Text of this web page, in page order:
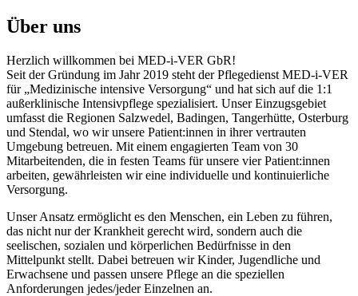
Über uns
Herzlich willkommen bei MED-i-VER GbR!
Seit der Gründung im Jahr 2019 steht der Pflegedienst MED-i-VER
für „Medizinische intensive Versorgung“ und hat sich auf die 1:1
außerklinische Intensivpflege spezialisiert. Unser Einzugsgebiet
umfasst die Regionen Salzwedel, Badingen, Tangerhütte, Osterburg
und Stendal, wo wir unsere Patient:innen in ihrer vertrauten
Umgebung betreuen. Mit einem engagierten Team von 30
Mitarbeitenden, die in festen Teams für unsere vier Patient:innen
arbeiten, gewährleisten wir eine individuelle und kontinuierliche
Versorgung.
Unser Ansatz ermöglicht es den Menschen, ein Leben zu führen,
das nicht nur der Krankheit gerecht wird, sondern auch die
seelischen, sozialen und körperlichen Bedürfnisse in den
Mittelpunkt stellt. Dabei betreuen wir Kinder, Jugendliche und
Erwachsene und passen unsere Pflege an die speziellen
Anforderungen jedes/jeder Einzelnen an.